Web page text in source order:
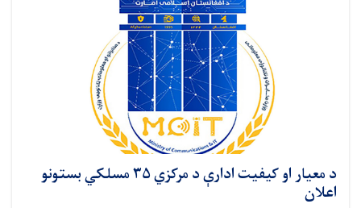
د معیار او کیفیت ادارې د مرکزي ۳۵ مسلکي بستونو
اعلان